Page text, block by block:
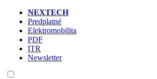
NEXTECH
Predplatné
Elektromobilita
PDF
ITR
Newsletter